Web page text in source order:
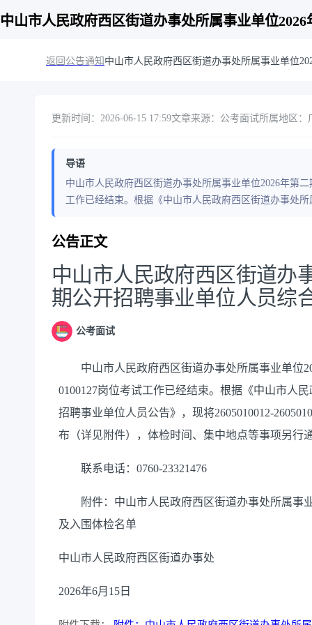
中山市人民政府西区街道办事处所属事业单位
返回公告通知 中山市人民政府西区街道办事处所属事业单位
更新时间：2026-06-15 17:59文章来源：公考面试所属地区：
导语
中山市人民政府西区街道办事处所属事业单位2026年第
工作已经结束。根据《中山市人民政府西区街道办事处所
公告正文
中山市人民政府西区街道办
期公开招聘事业单位人员综
公考面试
中山市人民政府西区街道办事处所属事业单位
0100127岗位考试工作已经结束。根据《中山市人
招聘事业单位人员公告》，现将2605010012-
布（详见附件），体检时间、集中地点等事项另行
联系电话：0760-23321476
附件：中山市人民政府西区街道办事处所属事
及入围体检名单
中山市人民政府西区街道办事处
2026年6月15日